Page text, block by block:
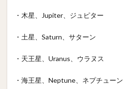
・木星、Jupiter、ジュピター
・土星、Saturn、サターン
・天王星、Uranus、ウラヌス
・海王星、Neptune、ネプチューン